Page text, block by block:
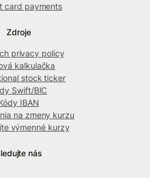
card payments
Zdroje
privacy policy
kalkulačka
stock ticker
Swift/BIC
IBAN
na zmeny kurzu
výmenné kurzy
nás